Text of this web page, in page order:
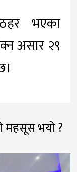
भएका
असार २९
महसूस भयो ?